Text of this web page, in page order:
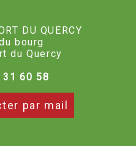
DU QUERCY
bourg
du Quercy
31 60 58
par mail